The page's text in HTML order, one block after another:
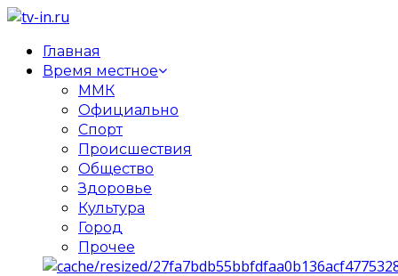
Главная
Время местное
ММК
Официально
Спорт
Происшествия
Общество
Здоровье
Культура
Город
Прочее